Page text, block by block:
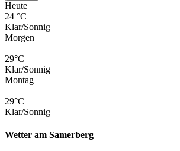
Heute
24 °C
Klar/Sonnig
Morgen
29°C
Klar/Sonnig
Montag
29°C
Klar/Sonnig
Wetter am Samerberg